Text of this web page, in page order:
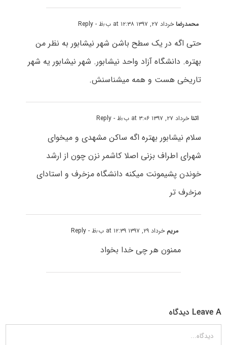
محمدرضاخرداد ۲۷, ۱۳۹۷ at ۱۲:۳۸ ب٫ظ - Reply
حتی اگه در یک سطح باشن شهر نیشابور به نظر من
بهتره. دانشگاه آزاد واحد نیشابور. شهر نیشابور یه شهر
تاریخی هست و همه میشناسنش.
اتناخرداد ۲۷, ۱۳۹۷ at ۳:۰۶ ب٫ظ - Reply
سلام نیشابور بهتره اگه ساکن مشهدی و میخوای
شهرای اطراف بزنی اصلا کاشمر نزن چون از ارشد
خوندن پشیمونت میکنه دانشگاه مزخرف و استادای
مزخرف تر
مریم خرداد ۲۹, ۱۳۹۷ at ۱۲:۳۹ ب٫ظ - Reply
ممنون هر چی خدا بخواد
Leave A دیدگاه
دیدگاه